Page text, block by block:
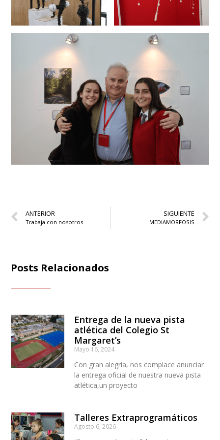
ANTERIOR
Trabaja con nosotros
SIGUIENTE
MEDIAMORFOSIS
Posts Relacionados
Entrega de la nueva pista
atlética del Colegio St
Margaret’s
Mayo 16, 2024
Con gran alegría, nos complace anunciar
la entrega oficial de nuestra nueva pista
atlética,un proyecto
Talleres Extraprogramáticos
Agosto 6, 2026